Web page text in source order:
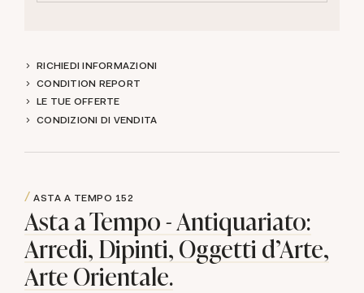
RICHIEDI INFORMAZIONI
CONDITION REPORT
LE TUE OFFERTE
CONDIZIONI DI VENDITA
ASTA A TEMPO 152
Asta a Tempo - Antiquariato:
Arredi, Dipinti, Oggetti d'Arte,
Arte Orientale.